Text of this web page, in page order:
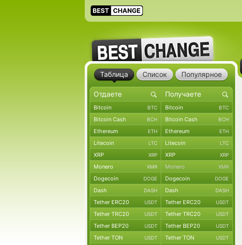
Таблица Список Популярное
Bitcoin BTC Bitcoin BTC
Bitcoin Cash BCH Bitcoin Cash BCH
Ethereum ETH Ethereum ETH
Litecoin LTC Litecoin LTC
XRP XRP XRP XRP
Monero XMR Monero XMR
Dogecoin DOGE Dogecoin DOGE
Dash DASH Dash DASH
Tether ERC20 USDT Tether ERC20 USDT
Tether TRC20 USDT Tether TRC20 USDT
Tether BEP20 USDT Tether BEP20 USDT
Tether TON USDT Tether TON USDT